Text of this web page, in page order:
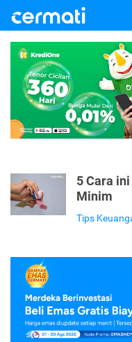
5 Cara
Minim
Tips